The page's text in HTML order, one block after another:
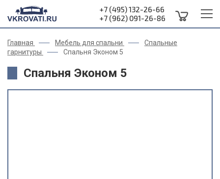
+7 (495) 132-26-66
+7 (962) 091-26-86
Главная Мебель для спальни
Спальные
гарнитуры
Спальня Эконом 5
Спальня Эконом 5